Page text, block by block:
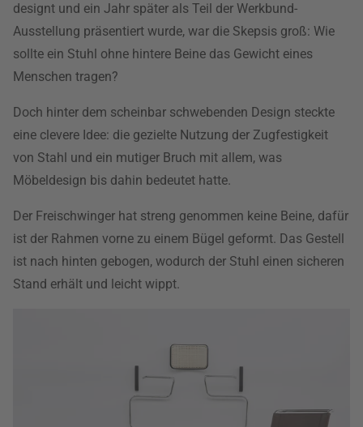
designt und ein Jahr später als Teil der Werkbund-
Ausstellung präsentiert wurde, war die Skepsis groß: Wie
sollte ein Stuhl ohne hintere Beine das Gewicht eines
Menschen tragen?
Doch hinter dem scheinbar schwebenden Design steckte
eine clevere Idee: die gezielte Nutzung der Zugfestigkeit
von Stahl und ein mutiger Bruch mit allem, was
Möbeldesign bis dahin bedeutet hatte.
Der Freischwinger hat streng genommen keine Beine, dafür
ist der Rahmen vorne zu einem Bügel geformt. Das Gestell
ist nach hinten gebogen, wodurch der Stuhl einen sicheren
Stand erhält und leicht wippt.